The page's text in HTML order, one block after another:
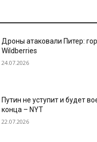
Дроны атаковали Питер:
Wildberries
24.07.2026
Путин не уступит и будет
конца – NYT
22.07.2026